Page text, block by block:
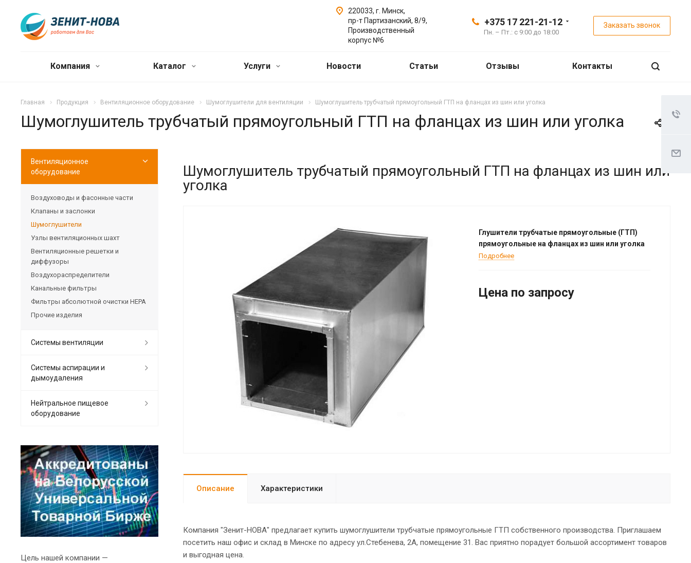
+375 17 221-21-12
Пн. – Пт.: с 9:00 до 18:00
Заказать звонок
220033, г. Минск,
пр-т Партизанский, 8/9,
Производственный
корпус №6
Компания Каталог Услуги Новости Статьи Отзывы Контакты
Главная Продукция Вентиляционное оборудование Шумоглушители для вентиляции Шумоглушитель трубчатый прямоугольный ГТП на фланцах из шин или уголка
Шумоглушитель трубчатый прямоугольный ГТП на фланцах из шин или уголка
Шумоглушитель трубчатый прямоугольный ГТП на фланцах из шин или
уголка
Глушители трубчатые прямоугольные (ГТП)
прямоугольные на фланцах из шин или уголка
Подробнее
Цена по запросу
Описание Характеристики
Компания "Зенит-НОВА" предлагает купить шумоглушители трубчатые прямоугольные ГТП собственного производства. Приглашаем
посетить наш офис и склад в Минске по адресу ул.Стебенева, 2А, помещение 31. Вас приятно порадует большой ассортимент товаров
и выгодная цена.
Вентиляционное
оборудование
Воздуховоды и фасонные части
Клапаны и заслонки
Шумоглушители
Узлы вентиляционных шахт
Вентиляционные решетки и
диффузоры
Воздухораспределители
Канальные фильтры
Фильтры абсолютной очистки HEPA
Прочие изделия
Системы вентиляции
Системы аспирации и
дымоудаления
Нейтральное пищевое
оборудование
Цель нашей компании —